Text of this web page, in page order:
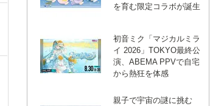
を育む限定コラボが誕生
初音ミク「マジカルミラ
イ 2026」TOKYO最終公
演、ABEMA PPVで自宅
から熱狂を体感
親子で宇宙の謎に挑む